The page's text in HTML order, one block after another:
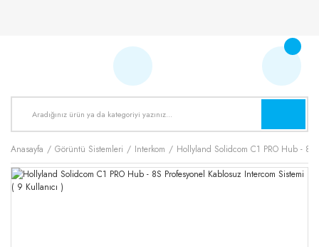
Anasayfa Görüntü Sistemleri Interkom Hollyland Solidcom C1 PRO Hub - 8S